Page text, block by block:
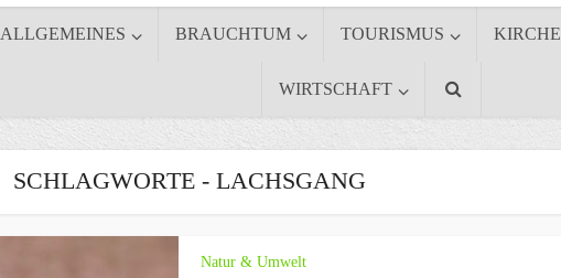
ALLGEMEINES BRAUCHTUM TOURISMUS KIRCHE
WIRTSCHAFT
SCHLAGWORTE - LACHSGANG
Natur & Umwelt